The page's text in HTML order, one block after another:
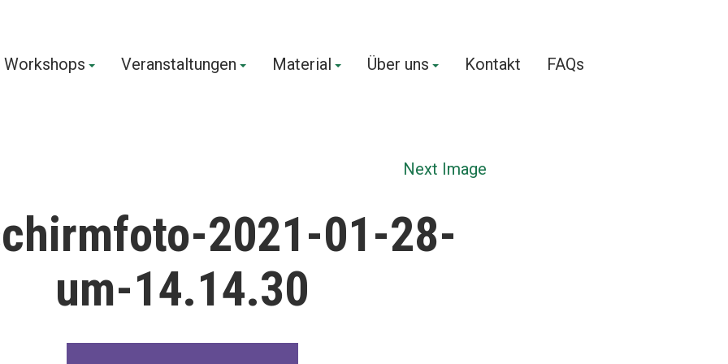
Workshops Veranstaltungen Material Über uns Kontakt FAQs
Next Image
2021-01-28-
um-14.14.30